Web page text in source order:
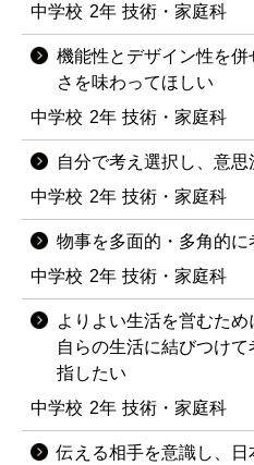
中学校 2年 技術・家庭科
機能性とデザイン性を
さを味わってほしい
中学校 2年 技術・家庭科
自分で考え選択し、意
中学校 2年 技術・家庭科
物事を多面的・多角的
中学校 2年 技術・家庭科
よりよい生活を営むため
自らの生活に結びつけ
指したい
中学校 2年 技術・家庭科
伝える相手を意識し、